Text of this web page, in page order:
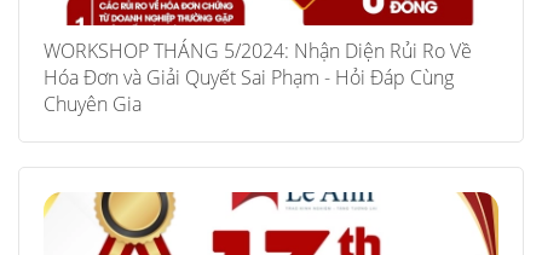
WORKSHOP THÁNG 5/2024: Nhận Diện Rủi Ro Về
Hóa Đơn và Giải Quyết Sai Phạm - Hỏi Đáp Cùng
Chuyên Gia